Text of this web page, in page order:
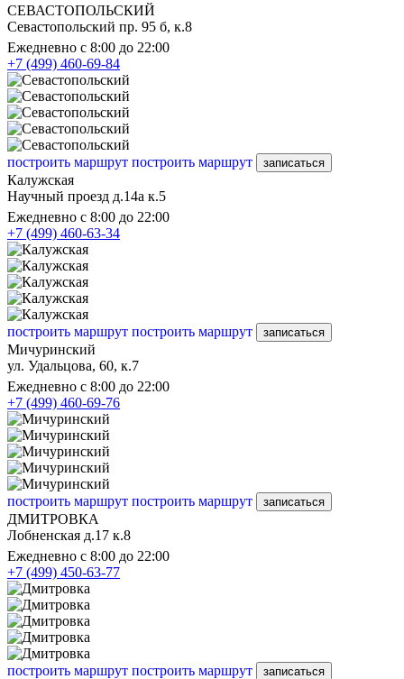
СЕВАСТОПОЛЬСКИЙ
Севастопольский пр. 95 б, к.8
Ежедневно с 8:00 до 22:00
+7 (499) 460-69-84
построить маршрут построить маршрут записаться
Калужская
Научный проезд д.14а к.5
Ежедневно с 8:00 до 22:00
+7 (499) 460-63-34
построить маршрут построить маршрут записаться
Мичуринский
ул. Удальцова, 60, к.7
Ежедневно с 8:00 до 22:00
+7 (499) 460-69-76
построить маршрут построить маршрут записаться
ДМИТРОВКА
Лобненская д.17 к.8
Ежедневно с 8:00 до 22:00
+7 (499) 450-63-77
построить маршрут построить маршрут записаться